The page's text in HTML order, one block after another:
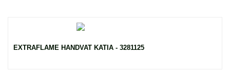
EXTRAFLAME HANDVAT KATIA - 3281125